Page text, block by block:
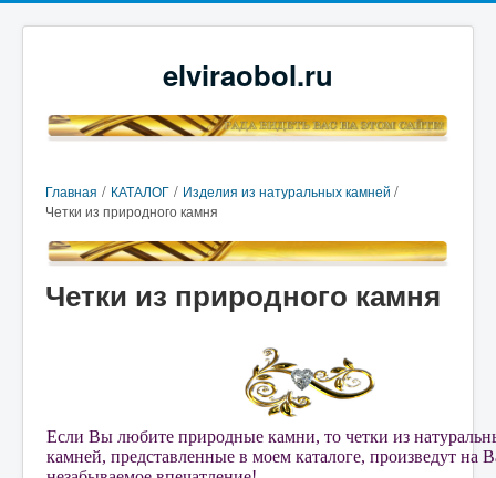
elviraobol.ru
Главная / КАТАЛОГ / Изделия из натуральных камней /
Четки из природного камня
Четки из природного камня
Если Вы любите природные камни, то четки из
камней, представленные в моем каталоге, произведут на